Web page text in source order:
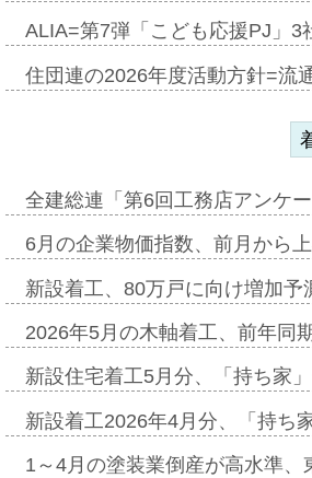
ALIA=第7弾「こども応援PJ」
住団連の2026年度活動方針=流
全建総連「第6回工務店アンケ
6月の企業物価指数、前月から
新設着工、80万戸に向け増加
2026年5月の木軸着工、前年同
新設住宅着工5月分、「持ち家
新設着工2026年4月分、「持ち
1～4月の塗装業倒産が高水準